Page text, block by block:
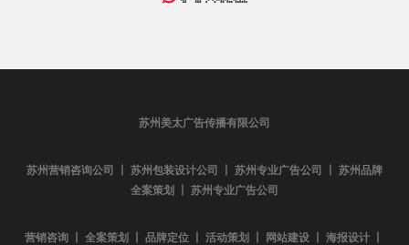
苏州美太广告传播有限公司
苏州营销咨询公司 丨 苏州包装设计公司 丨 苏州专业广告公司 丨 苏州品牌
全案策划 丨 苏州专业广告公司
营销咨询 丨 全案策划 丨 品牌定位 丨 活动策划 丨 网站建设 丨 海报设计 丨